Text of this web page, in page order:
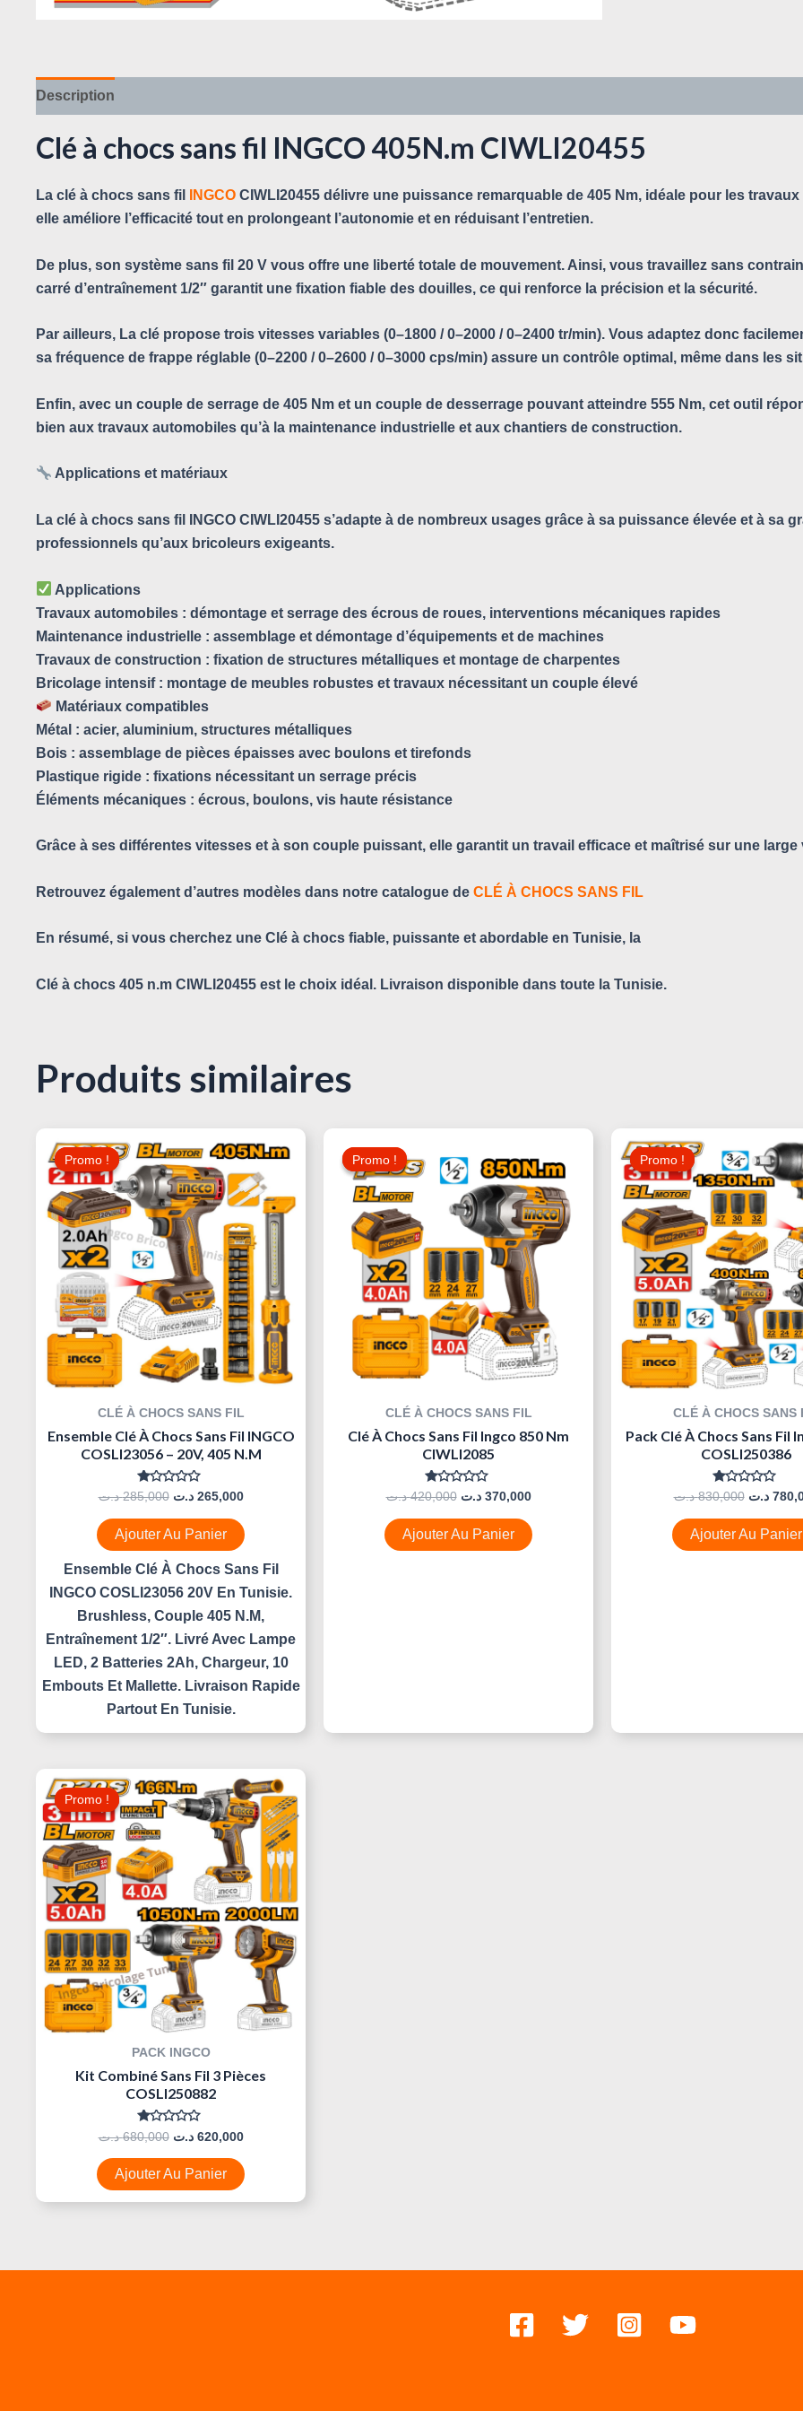
Description
Clé à chocs sans fil INGCO 405N.m CIWLI20455
La clé à chocs sans fil INGCO CIWLI20455 délivre une puissance remarquable de 405 Nm, idéale pour les
elle améliore l’efficacité tout en prolongeant l’autonomie et en réduisant l’entretien.
De plus, son système sans fil 20 V vous offre une liberté totale de mouvement. Ainsi, vous travaillez sans
carré d’entraînement 1/2″ garantit une fixation fiable des douilles, ce qui renforce la précision et la sécurité.
Par ailleurs, La clé propose trois vitesses variables (0–1800 / 0–2000 / 0–2400 tr/min). Vous adaptez donc
sa fréquence de frappe réglable (0–2200 / 0–2600 / 0–3000 cps/min) assure un contrôle optimal, même dans les
Enfin, avec un couple de serrage de 405 Nm et un couple de desserrage pouvant atteindre 555 Nm, cet outil
bien aux travaux automobiles qu’à la maintenance industrielle et aux chantiers de construction.
Applications et matériaux
La clé à chocs sans fil INGCO CIWLI20455 s’adapte à de nombreux usages grâce à sa puissance élevée et à
professionnels qu’aux bricoleurs exigeants.
Applications
Travaux automobiles : démontage et serrage des écrous de roues, interventions mécaniques rapides
Maintenance industrielle : assemblage et démontage d’équipements et de machines
Travaux de construction : fixation de structures métalliques et montage de charpentes
Bricolage intensif : montage de meubles robustes et travaux nécessitant un couple élevé
Matériaux compatibles
Métal : acier, aluminium, structures métalliques
Bois : assemblage de pièces épaisses avec boulons et tirefonds
Plastique rigide : fixations nécessitant un serrage précis
Éléments mécaniques : écrous, boulons, vis haute résistance
Grâce à ses différentes vitesses et à son couple puissant, elle garantit un travail efficace et maîtrisé sur une large
Retrouvez également d’autres modèles dans notre catalogue de CLÉ À CHOCS SANS FIL
En résumé, si vous cherchez une Clé à chocs fiable, puissante et abordable en Tunisie, la
Clé à chocs 405 n.m CIWLI20455 est le choix idéal. Livraison disponible dans toute la Tunisie.
Produits similaires
Promo !
Promo !
CLÉ À CHOCS SANS FIL
Ensemble Clé À Chocs Sans Fil INGCO
COSLI23056 – 20V, 405 N.m
Note
Sur
5
285,000 د.ت
Prix
Initial
Était :
285,000 د.ت.
265,000 د.ت
Prix
Actuel
Est :
Ajouter Au Panier
Ensemble Clé À Chocs Sans Fil
INGCO COSLI23056 20V En Tunisie.
Brushless, Couple 405 N.m,
Entraînement 1/2″. Livré Avec Lampe
LED, 2 Batteries 2Ah, Chargeur, 10
Embouts Et Mallette. Livraison Rapide
Partout En Tunisie.
Promo !
Promo !
CLÉ À CHOCS SANS FIL
Clé À Chocs Sans Fil Ingco 850 Nm
CIWLI2085
Note
Sur
5
420,000 د.ت
Initial
Était :
420,000 د.ت.
370,000 د.ت
Actuel
Est :
Ajouter Au Panier
Promo !
Promo !
CLÉ À CHOCS SANS
Pack Clé À Chocs Sans Fil
COSLI250386
Note
Sur
5
830,000 د.ت
Prix
Initial
Était :
د.ت
Ajouter Au Panier
Promo !
Promo !
PACK INGCO
Kit Combiné Sans Fil 3 Pièces
COSLI250882
Note
0
Sur
5
680,000 د.ت
Prix
Initial
Était :
680,000 د.ت.
620,000 د.ت
Le
Prix
Actuel
Est :
Ajouter Au Panier